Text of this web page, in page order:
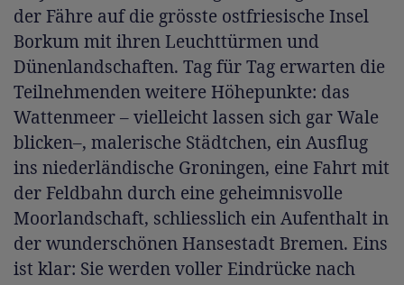
der Fähre auf die grösste ostfriesische Insel
Borkum mit ihren Leuchttürmen und
Dünenlandschaften. Tag für Tag erwarten die
Teilnehmenden weitere Höhepunkte: das
Wattenmeer – vielleicht lassen sich gar Wale
blicken–, malerische Städtchen, ein Ausflug
ins niederländische Groningen, eine Fahrt mit
der Feldbahn durch eine geheimnisvolle
Moorlandschaft, schliesslich ein Aufenthalt in
der wunderschönen Hansestadt Bremen. Eins
ist klar: Sie werden voller Eindrücke nach